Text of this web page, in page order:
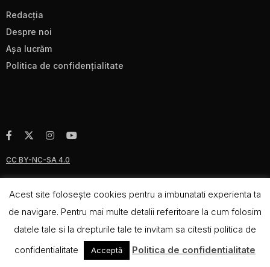
Redacţia
Despre noi
Aşa lucrăm
Politica de confidenţialitate
CC BY-NC-SA 4.0
Acest site foloseşte cookies pentru a imbunatati experienta ta
de navigare. Pentru mai multe detalii referitoare la cum folosim
datele tale si la drepturile tale te invitam sa citesti politica de
confidentialitate
Acceptă Politica de confidentialitate